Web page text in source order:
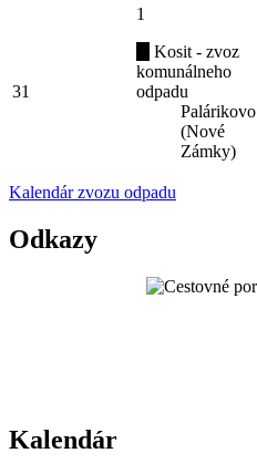
31
1
Kosit - zvoz
komunálneho
odpadu
Palárikovo
(Nové
Zámky)
Kalendár zvozu odpadu
Odkazy
Kalendár